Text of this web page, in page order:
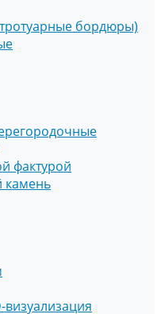
бордюры)
фактурой
камень
визуализация